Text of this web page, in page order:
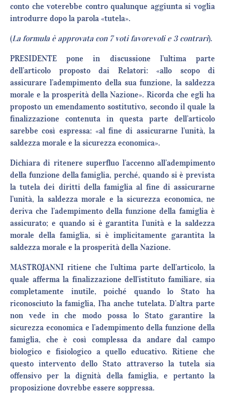
conto che voterebbe contro qualunque aggiunta si voglia
introdurre dopo la parola «tutela».
(La formula è approvata con 7 voti favorevoli e 3 contrari).
PRESIDENTE pone in discussione l’ultima parte
dell’articolo proposto dai Relatori: «allo scopo di
assicurare l’adempimento della sua funzione, la saldezza
morale e la prosperità della Nazione». Ricorda che egli ha
proposto un emendamento sostitutivo, secondo il quale la
finalizzazione contenuta in questa parte dell’articolo
sarebbe così espressa: «al fine di assicurarne l’unità, la
saldezza morale e la sicurezza economica».
Dichiara di ritenere superfluo l’accenno all’adempimento
della funzione della famiglia, perché, quando si è prevista
la tutela dei diritti della famiglia al fine di assicurarne
l’unità, la saldezza morale e la sicurezza economica, ne
deriva che l’adempimento della funzione della famiglia è
assicurato; e quando si è garantita l’unità e la saldezza
morale della famiglia, si è implicitamente garantita la
saldezza morale e la prosperità della Nazione.
MASTROJANNI ritiene che l’ultima parte dell’articolo, la
quale afferma la finalizzazione dell’istituto familiare, sia
completamente inutile, poiché quando lo Stato ha
riconosciuto la famiglia, l’ha anche tutelata. D’altra parte
non vede in che modo possa lo Stato garantire la
sicurezza economica e l’adempimento della funzione della
famiglia, che è così complessa da andare dal campo
biologico e fisiologico a quello educativo. Ritiene che
questo intervento dello Stato attraverso la tutela sia
offensivo per la dignità della famiglia, e pertanto la
proposizione dovrebbe essere soppressa.